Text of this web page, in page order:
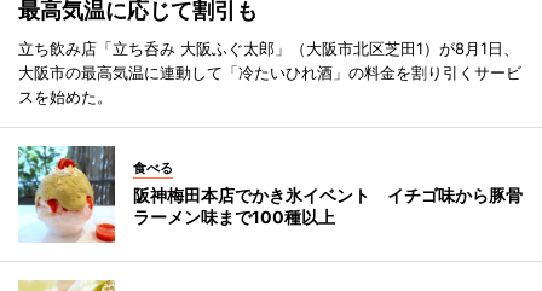
最高気温に応じて割引も
立ち飲み店「立ち呑み 大阪ふぐ太郎」（大阪市北区芝田1）が8月1日、
大阪市の最高気温に連動して「冷たいひれ酒」の料金を割り引くサービ
スを始めた。
食べる
阪神梅田本店でかき氷イベント イチゴ味から豚骨
ラーメン味まで100種以上